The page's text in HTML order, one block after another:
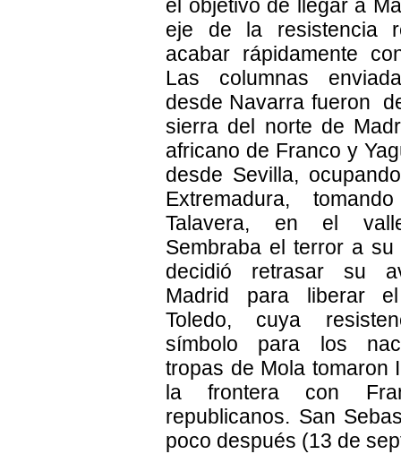
el objetivo de llegar a
eje de la resistencia
acabar rápidamente
Las columnas
desde Navarra fueron
sierra del norte de
africano de Franco y
desde Sevilla,
Extremadura,
Talavera, en el
Sembraba el terror a su
decidió retrasar su
Madrid para liberar
Toledo, cuya
símbolo para los
tropas de Mola tomaron
la frontera con
republicanos. San
poco después (13 de